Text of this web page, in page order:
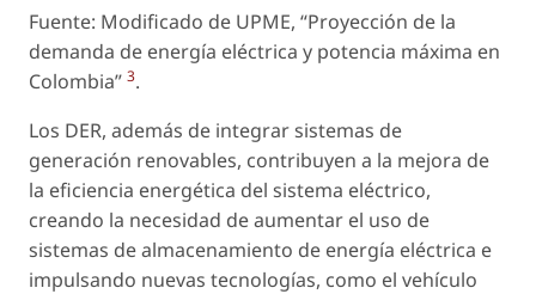
Fuente: Modificado de UPME, “Proyección de la
demanda de energía eléctrica y potencia máxima en
Colombia” 3.
Los DER, además de integrar sistemas de
generación renovables, contribuyen a la mejora de
la eficiencia energética del sistema eléctrico,
creando la necesidad de aumentar el uso de
sistemas de almacenamiento de energía eléctrica e
impulsando nuevas tecnologías, como el vehículo